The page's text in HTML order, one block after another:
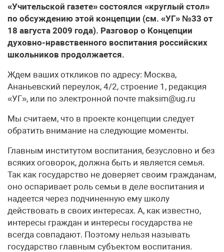
«Учительской газете» состоялся «круглый стол»
по обсуждению этой концепции (см. «УГ» №33 от
18 августа 2009 года). Разговор о Концепции
духовно-нравственного воспитания российских
школьников продолжается.
Ждем ваших откликов по адресу: Москва,
Ананьевский переулок, 4/2, строение 1, редакция
«УГ», или по электронной почте maksim@ug.ru
Мы считаем, что в проекте концепции следует
обратить внимание на следующие моменты.
Главным институтом воспитания, безусловно и без
всяких оговорок, должна быть и является семья.
Так как государство не доверяет своим гражданам,
оно оспаривает роль семьи в деле воспитания и
надеется через подчиненную ему школу
действовать в своих интересах. А, как известно,
интересы граждан и интересы государства не
всегда совпадают. Поэтому нельзя называть
государство главным субъектом воспитания.